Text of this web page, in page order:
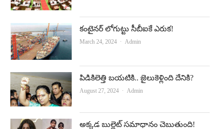
కంటైనర్‌ లోగుట్టు సీబీఐకే ఎరుక!
March 24, 2024 Author
Admin
పిడికిలెత్తి బయటికి.. జైలుకెళ్లింది దేనికి?
August 27, 2024 Author
Admin
అక్కడ బుల్లెట్‌ సమాధానం చెబుతుంది!